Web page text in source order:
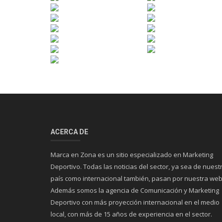
ACERCA DE
Marca en Zona es un sitio especializado en Marketing
Deportivo. Todas las noticias del sector, ya sea de
país como internacional también, pasan por nuestra
Además somos la agencia de Comunicación y Marketing
Deportivo con más proyección internacional en el medio
local, con más de 15 años de experiencia en el sector.